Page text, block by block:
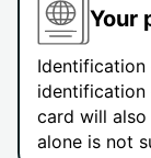
Your
Identification
identification
card will also
alone is not